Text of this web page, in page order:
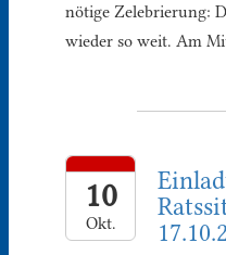
nötige Zelebrierung:
wieder so weit. Am
10
Okt.